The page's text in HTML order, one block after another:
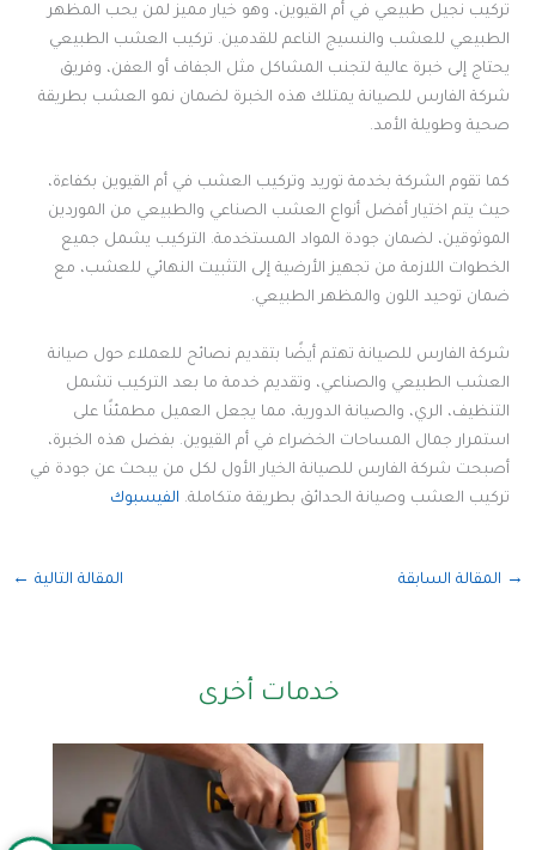
تركيب نجيل طبيعي في أم القيوين، وهو خيار مميز لمن يحب المظهر
الطبيعي للعشب والنسيج الناعم للقدمين. تركيب العشب الطبيعي
يحتاج إلى خبرة عالية لتجنب المشاكل مثل الجفاف أو العفن، وفريق
شركة الفارس للصيانة يمتلك هذه الخبرة لضمان نمو العشب بطريقة
صحية وطويلة الأمد.
كما تقوم الشركة بخدمة توريد وتركيب العشب في أم القيوين بكفاءة،
حيث يتم اختيار أفضل أنواع العشب الصناعي والطبيعي من الموردين
الموثوقين، لضمان جودة المواد المستخدمة. التركيب يشمل جميع
الخطوات اللازمة من تجهيز الأرضية إلى التثبيت النهائي للعشب، مع
ضمان توحيد اللون والمظهر الطبيعي.
شركة الفارس للصيانة تهتم أيضًا بتقديم نصائح للعملاء حول صيانة
العشب الطبيعي والصناعي، وتقديم خدمة ما بعد التركيب تشمل
التنظيف، الري، والصيانة الدورية، مما يجعل العميل مطمئنًا على
استمرار جمال المساحات الخضراء في أم القيوين. بفضل هذه الخبرة،
أصبحت شركة الفارس للصيانة الخيار الأول لكل من يبحث عن جودة في
تركيب العشب وصيانة الحدائق بطريقة متكاملة. الفيسبوك
→ المقالة السابقة المقالة التالية ←
خدمات أخرى